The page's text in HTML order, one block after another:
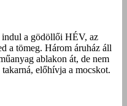
indul a gödöllői HÉV, az
a tömeg. Három áruház áll
ablakon át, de nem
előhívja a mocskot.